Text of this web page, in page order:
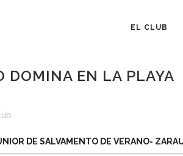
EL CLUB
DOMINA EN LA PLAYA
DE SALVAMENTO DE VERANO-